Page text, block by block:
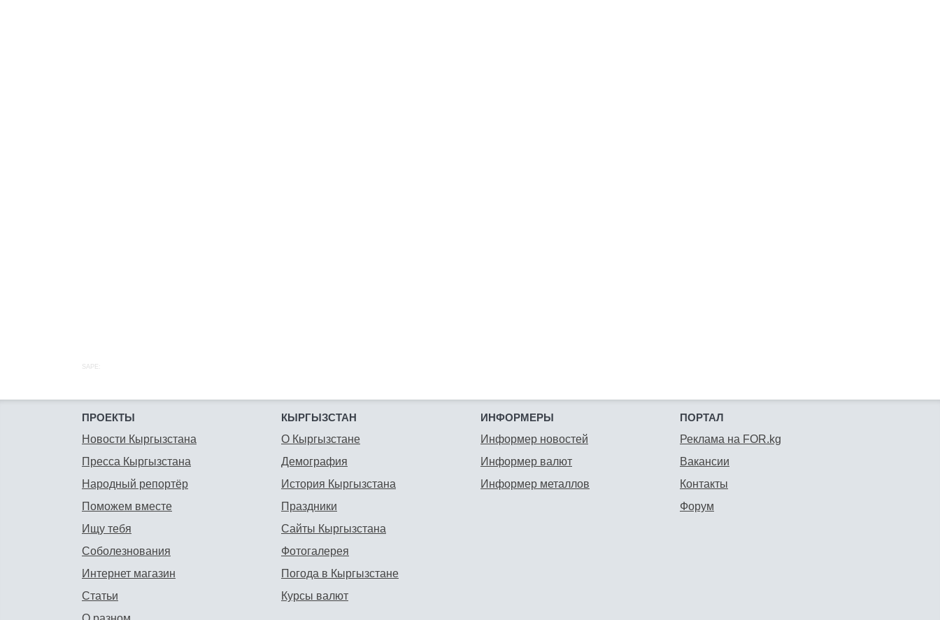
SAPE:
ПРОЕКТЫ
Новости Кыргызстана
Пресса Кыргызстана
Народный репортёр
Поможем вместе
Ищу тебя
Соболезнования
Интернет магазин
Статьи
КЫРГЫЗСТАН
О Кыргызстане
Демография
История Кыргызстана
Праздники
Сайты Кыргызстана
Фотогалерея
Погода в Кыргызстане
Курсы валют
ИНФОРМЕРЫ
Информер новостей
Информер валют
Информер металлов
ПОРТАЛ
Реклама на FOR.kg
Вакансии
Контакты
Форум